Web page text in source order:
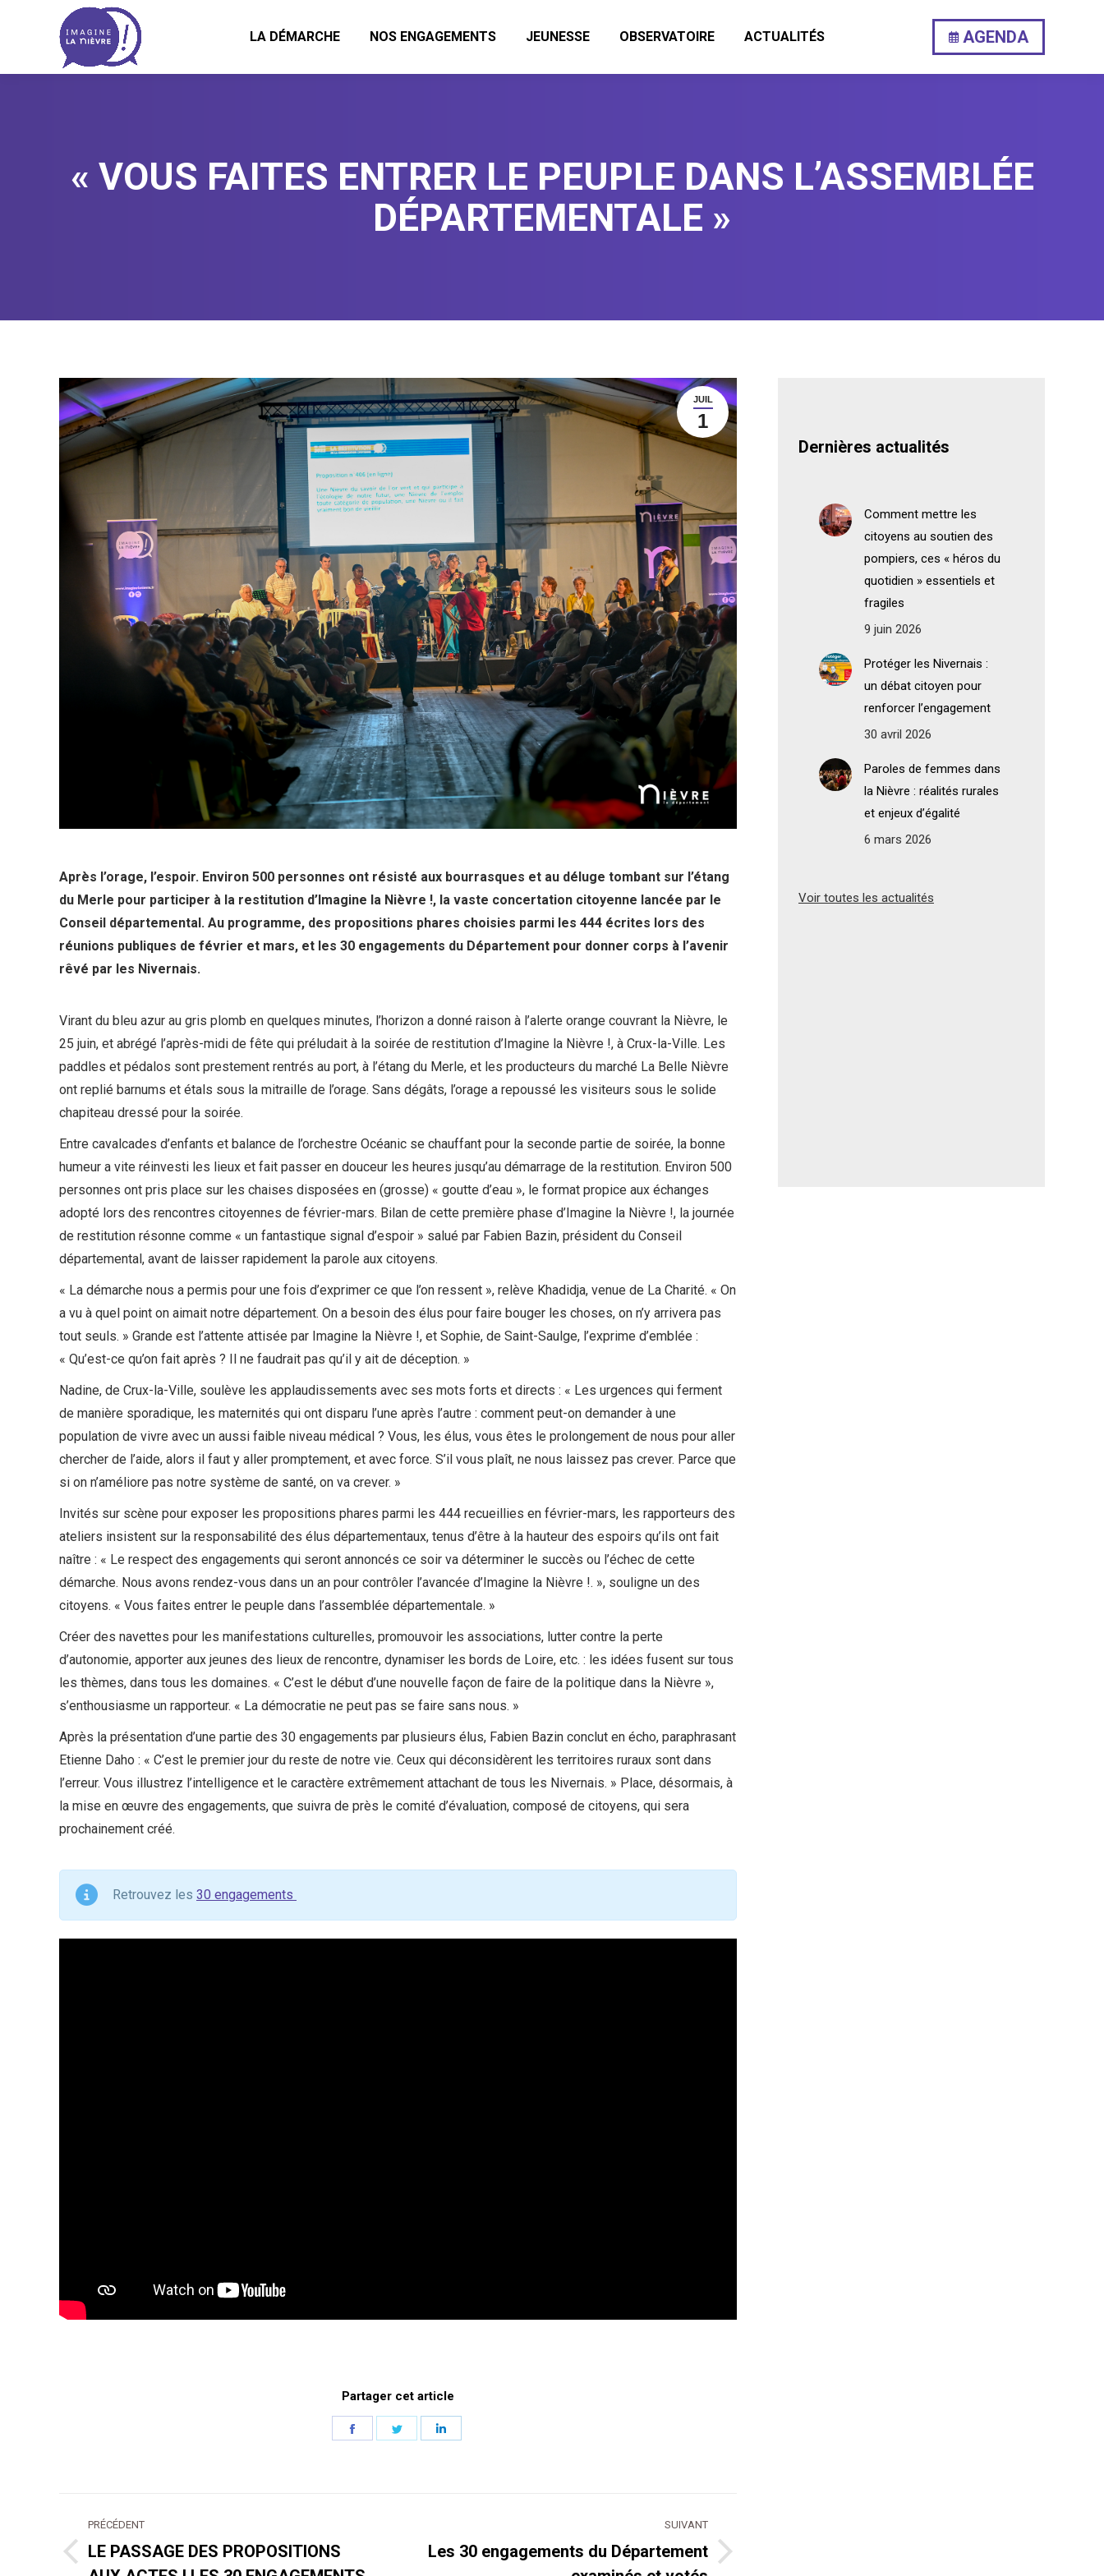
LA DÉMARCHE NOS ENGAGEMENTS JEUNESSE OBSERVATOIRE ACTUALITÉS AGENDA
« VOUS FAITES ENTRER LE PEUPLE DANS L’ASSEMBLÉE
DÉPARTEMENTALE »
JUIL
1
Après l’orage, l’espoir. Environ 500 personnes ont résisté aux bourrasques et au déluge tombant sur l’étang
du Merle pour participer à la restitution d’Imagine la Nièvre !, la vaste concertation citoyenne lancée par le
Conseil départemental. Au programme, des propositions phares choisies parmi les 444 écrites lors des
réunions publiques de février et mars, et les 30 engagements du Département pour donner corps à l’avenir
rêvé par les Nivernais.
Virant du bleu azur au gris plomb en quelques minutes, l’horizon a donné raison à l’alerte orange couvrant la Nièvre, le
25 juin, et abrégé l’après-midi de fête qui préludait à la soirée de restitution d’Imagine la Nièvre !, à Crux-la-Ville. Les
paddles et pédalos sont prestement rentrés au port, à l’étang du Merle, et les producteurs du marché La Belle Nièvre
ont replié barnums et étals sous la mitraille de l’orage. Sans dégâts, l’orage a repoussé les visiteurs sous le solide
chapiteau dressé pour la soirée.
Entre cavalcades d’enfants et balance de l’orchestre Océanic se chauffant pour la seconde partie de soirée, la bonne
humeur a vite réinvesti les lieux et fait passer en douceur les heures jusqu’au démarrage de la restitution. Environ 500
personnes ont pris place sur les chaises disposées en (grosse) « goutte d’eau », le format propice aux échanges
adopté lors des rencontres citoyennes de février-mars. Bilan de cette première phase d’Imagine la Nièvre !, la journée
de restitution résonne comme « un fantastique signal d’espoir » salué par Fabien Bazin, président du Conseil
départemental, avant de laisser rapidement la parole aux citoyens.
« La démarche nous a permis pour une fois d’exprimer ce que l’on ressent », relève Khadidja, venue de La Charité. « On
a vu à quel point on aimait notre département. On a besoin des élus pour faire bouger les choses, on n’y arrivera pas
tout seuls. » Grande est l’attente attisée par Imagine la Nièvre !, et Sophie, de Saint-Saulge, l’exprime d’emblée :
« Qu’est-ce qu’on fait après ? Il ne faudrait pas qu’il y ait de déception. »
Nadine, de Crux-la-Ville, soulève les applaudissements avec ses mots forts et directs : « Les urgences qui ferment
de manière sporadique, les maternités qui ont disparu l’une après l’autre : comment peut-on demander à une
population de vivre avec un aussi faible niveau médical ? Vous, les élus, vous êtes le prolongement de nous pour aller
chercher de l’aide, alors il faut y aller promptement, et avec force. S’il vous plaît, ne nous laissez pas crever. Parce que
si on n’améliore pas notre système de santé, on va crever. »
Invités sur scène pour exposer les propositions phares parmi les 444 recueillies en février-mars, les rapporteurs des
ateliers insistent sur la responsabilité des élus départementaux, tenus d’être à la hauteur des espoirs qu’ils ont fait
naître : « Le respect des engagements qui seront annoncés ce soir va déterminer le succès ou l’échec de cette
démarche. Nous avons rendez-vous dans un an pour contrôler l’avancée d’Imagine la Nièvre !. », souligne un des
citoyens. « Vous faites entrer le peuple dans l’assemblée départementale. »
Créer des navettes pour les manifestations culturelles, promouvoir les associations, lutter contre la perte
d’autonomie, apporter aux jeunes des lieux de rencontre, dynamiser les bords de Loire, etc. : les idées fusent sur tous
les thèmes, dans tous les domaines. « C’est le début d’une nouvelle façon de faire de la politique dans la Nièvre »,
s’enthousiasme un rapporteur. « La démocratie ne peut pas se faire sans nous. »
Après la présentation d’une partie des 30 engagements par plusieurs élus, Fabien Bazin conclut en écho, paraphrasant
Etienne Daho : « C’est le premier jour du reste de notre vie. Ceux qui déconsidèrent les territoires ruraux sont dans
l’erreur. Vous illustrez l’intelligence et le caractère extrêmement attachant de tous les Nivernais. » Place, désormais, à
la mise en œuvre des engagements, que suivra de près le comité d’évaluation, composé de citoyens, qui sera
prochainement créé.
Retrouvez les 30 engagements
Partager cet article
PartagerPartager
Navigation
article
PRÉCÉDENT
Article
LE PASSAGE DES PROPOSITIONS
SUIVANT
Article
Les 30 engagements du Département
Dernières actualités
Comment mettre les
citoyens au soutien des
pompiers, ces « héros du
quotidien » essentiels et
fragiles
9 juin 2026
Protéger les Nivernais :
un débat citoyen pour
renforcer l’engagement
30 avril 2026
Paroles de femmes dans
la Nièvre : réalités rurales
et enjeux d’égalité
6 mars 2026
Voir toutes les actualités